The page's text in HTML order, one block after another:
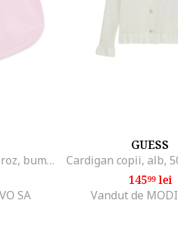
Pantaloni scurti fete, roz, bumbac, casual
SA
GUESS
14599lei
Vandut de